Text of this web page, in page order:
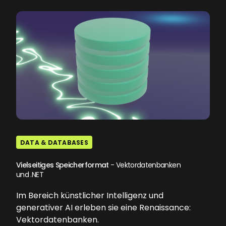
DATA & DATABASES
Vielseitiges Speicherformat - Vektordatenbanken
und .NET
Im Bereich künstlicher Intelligenz und
generativer AI erleben sie eine Renaissance:
Vektordatenbanken.